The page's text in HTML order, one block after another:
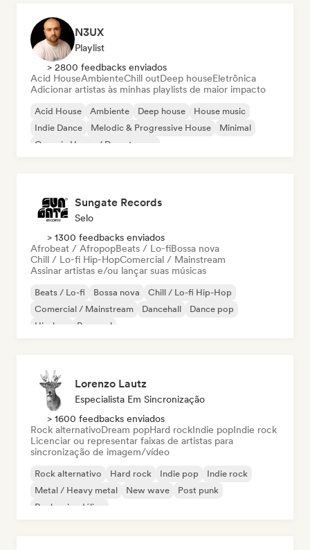
N3UX
Playlist
> 2800 feedbacks enviados
Acid HouseAmbienteChill outDeep houseEletrônica
Adicionar artistas às minhas playlists de maior impacto
Acid House Ambiente Deep house
House music
Indie Dance
Melodic & Progressive House
Minimal
Organic House / Downtempo
Sungate Records
Selo
> 1300 feedbacks enviados
Afrobeat / AfropopBeats / Lo-fiBossa nova
Chill / Lo-fi Hip-HopComercial / Mainstream
Assinar artistas e/ou lançar suas músicas
Beats / Lo-fi Bossa nova
Chill / Lo-fi Hip-Hop
Comercial / Mainstream
Dancehall
Dance pop
Hip-hop
Pop soul
Lorenzo Lautz
Especialista Em Sincronização
> 1600 feedbacks enviados
Rock alternativoDream popHard rockIndie popIndie rock
Licenciar ou representar faixas de artistas para
sincronização de imagem/vídeo
Rock alternativo Hard rock Indie pop
Indie rock
Metal / Heavy metal
New wave
Post punk
Rock psicodélico